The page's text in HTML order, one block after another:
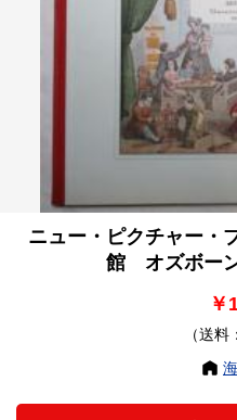
ニュー・ピクチャー
館 オズボー
￥
（送料